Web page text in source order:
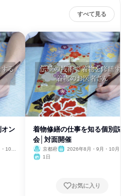
すべて見る
オン
10
着物修繕の仕事を知る個別
会│対面開催
京都府
2026年8月・9月・10月
1日
お気に入り